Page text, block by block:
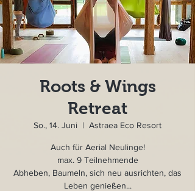
Roots & Wings
Retreat
So., 14. Juni
  |
Astraea Eco Resort
Auch für Aerial Neulinge!
max. 9 Teilnehmende
Abheben, Baumeln, sich neu ausrichten, das
Leben genießen...